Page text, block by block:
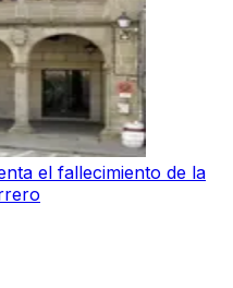
el fallecimiento de la